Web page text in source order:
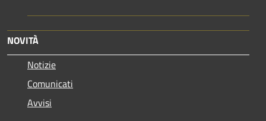
NOVITÀ
Notizie
Comunicati
Avvisi